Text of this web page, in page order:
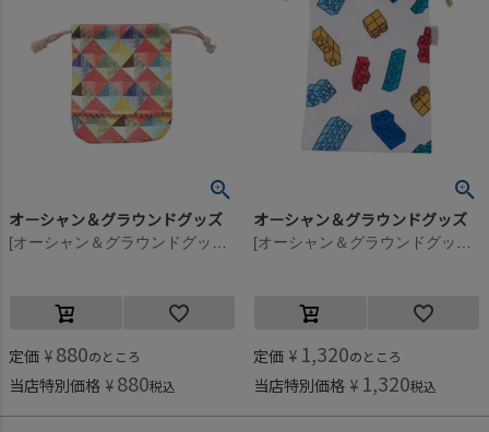
オーシャン＆グラウンドグッズ
定価 ¥ 880のところ
当店特別価格 ¥ 880税込
オーシャン＆グラウンドグッズ
定価 ¥ 1,320のところ
当店特別価格 ¥ 1,320税込